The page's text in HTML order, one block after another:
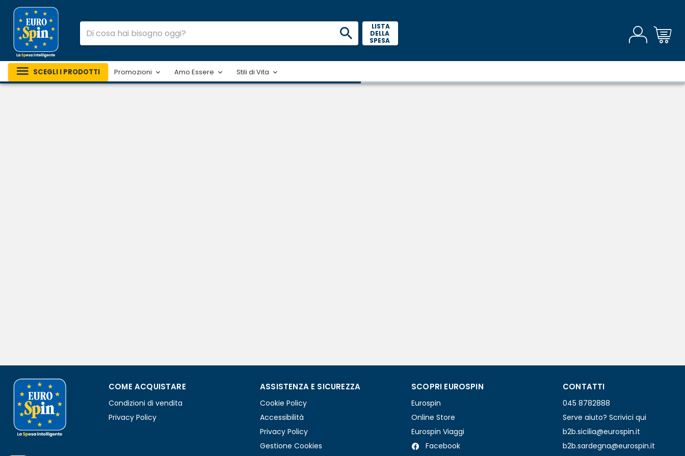
LISTA
DELLA
SPESA
SCEGLI I PRODOTTI Promozioni Amo Essere Stili di Vita
COME ACQUISTARE
Condizioni di vendita
Privacy Policy
ASSISTENZA E SICUREZZA
Cookie Policy
Accessibilità
Privacy Policy
Gestione Cookies
SCOPRI EUROSPIN
Eurospin
Online Store
Eurospin Viaggi
Facebook
CONTATTI
045 8782888
Serve aiuto? Scrivici qui
b2b.sicilia@eurospin.it
b2b.sardegna@eurospin.it